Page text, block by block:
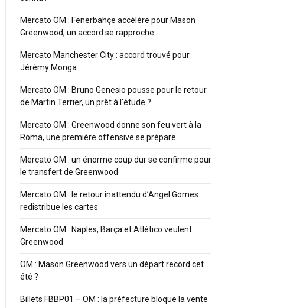
Mercato OM : Fenerbahçe accélère pour Mason
Greenwood, un accord se rapproche
Mercato Manchester City : accord trouvé pour
Jérémy Monga
Mercato OM : Bruno Genesio pousse pour le retour
de Martin Terrier, un prêt à l’étude ?
Mercato OM : Greenwood donne son feu vert à la
Roma, une première offensive se prépare
Mercato OM : un énorme coup dur se confirme pour
le transfert de Greenwood
Mercato OM : le retour inattendu d’Angel Gomes
redistribue les cartes
Mercato OM : Naples, Barça et Atlético veulent
Greenwood
OM : Mason Greenwood vers un départ record cet
été ?
Billets FBBP01 – OM : la préfecture bloque la vente